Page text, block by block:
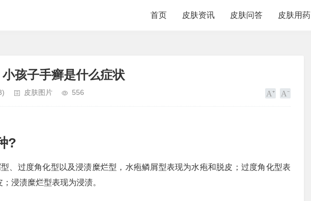
首页 皮肤资讯 皮肤问答 皮肤用药
孩子手癣是什么症状
皮肤图片 556
?
、过度角化型以及浸渍糜烂型，水疱鳞屑型表现为水疱和脱皮；过度角化型表
浸渍糜烂型表现为浸渍。